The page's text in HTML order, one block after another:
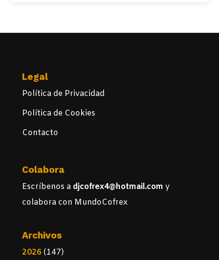
Legal
Política de Privacidad
Política de Cookies
Contacto
Colabora
Escríbenos a djcofrex4@hotmail.com y
colabora con MundoCofrex
Archivos
2026(147)